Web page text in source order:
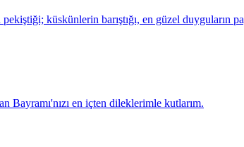
küskünlerin barıştığı, en güzel duyguların
Bayramı'nızı en içten dileklerimle kutlarım.